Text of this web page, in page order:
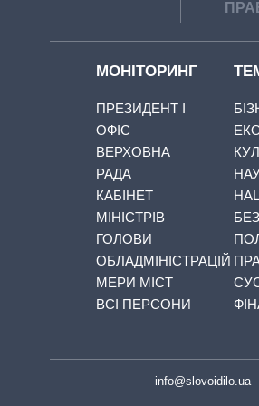
МОНІТОРИНГ
ПРЕЗИДЕНТ І
ОФІС
ВЕРХОВНА
РАДА
КАБІНЕТ
МІНІСТРІВ
ГОЛОВИ
ОБЛАДМІНІСТРАЦІЙ
МЕРИ МІСТ
ВСІ ПЕРСОНИ
info@slovoidilo.ua